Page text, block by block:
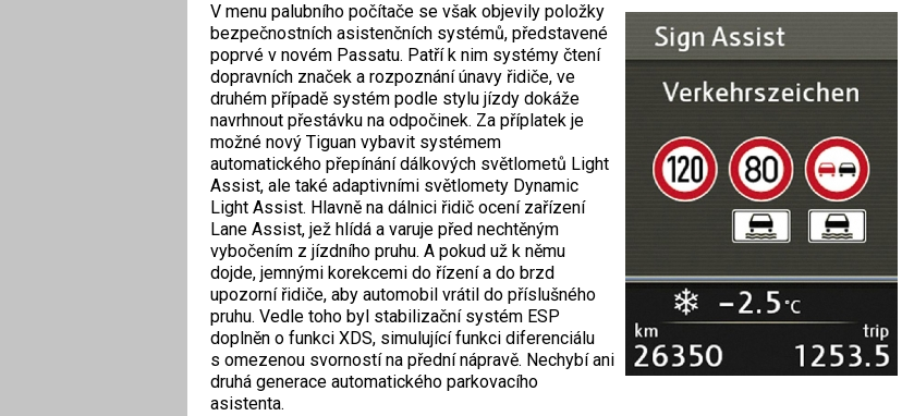
V menu palubního počítače se však objevily položky
bezpečnostních asistenčních systémů, představené
poprvé v novém Passatu. Patří k nim systémy čtení
dopravních značek a rozpoznání únavy řidiče, ve
druhém případě systém podle stylu jízdy dokáže
navrhnout přestávku na odpočinek. Za příplatek je
možné nový Tiguan vybavit systémem
automatického přepínání dálkových světlometů Light
Assist, ale také adaptivními světlomety Dynamic
Light Assist. Hlavně na dálnici řidič ocení zařízení
Lane Assist, jež hlídá a varuje před nechtěným
vybočením z jízdního pruhu. A pokud už k němu
dojde, jemnými korekcemi do řízení a do brzd
upozorní řidiče, aby automobil vrátil do příslušného
pruhu. Vedle toho byl stabilizační systém ESP
doplněn o funkci XDS, simulující funkci diferenciálu
s omezenou svorností na přední nápravě. Nechybí ani
druhá generace automatického parkovacího
asistenta.